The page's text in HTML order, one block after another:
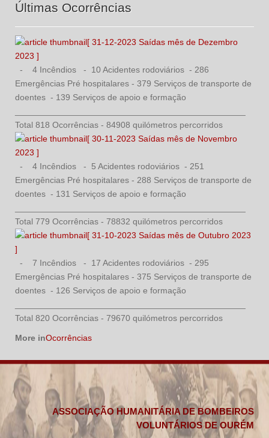
Últimas Ocorrências
[ 31-12-2023 Saídas mês de Dezembro
2023 ]
- 4 Incêndios - 10 Acidentes rodoviários - 286
Emergências Pré hospitalares - 379 Serviços de transporte de
doentes - 139 Serviços de apoio e formação
Total 818 Ocorrências - 84908 quilómetros percorridos
[ 30-11-2023 Saídas mês de Novembro
2023 ]
- 4 Incêndios - 5 Acidentes rodoviários - 251
Emergências Pré hospitalares - 288 Serviços de transporte de
doentes - 131 Serviços de apoio e formação
Total 779 Ocorrências - 78832 quilómetros percorridos
[ 31-10-2023 Saídas mês de Outubro 2023
]
- 7 Incêndios - 17 Acidentes rodoviários - 295
Emergências Pré hospitalares - 375 Serviços de transporte de
doentes - 126 Serviços de apoio e formação
Total 820 Ocorrências - 79670 quilómetros percorridos
More inOcorrências
ASSOCIAÇÃO HUMANITÁRIA DE BOMBEIROS
VOLUNTÁRIOS DE OURÉM